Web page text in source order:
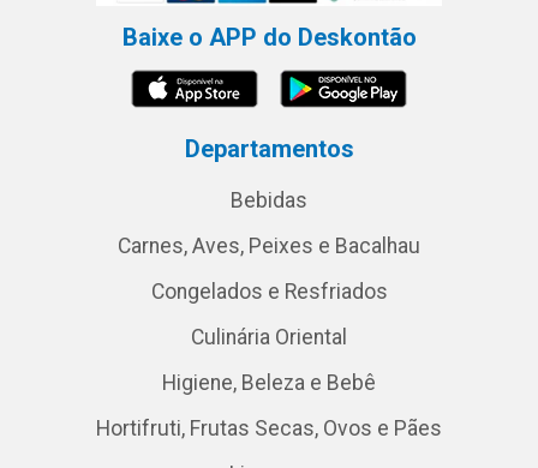
Baixe o APP do Deskontão
Departamentos
Bebidas
Carnes, Aves, Peixes e Bacalhau
Congelados e Resfriados
Culinária Oriental
Higiene, Beleza e Bebê
Hortifruti, Frutas Secas, Ovos e Pães